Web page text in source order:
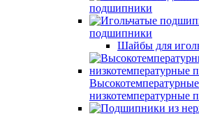
подшипники
подшипники
Шайбы для
низкотемпературные